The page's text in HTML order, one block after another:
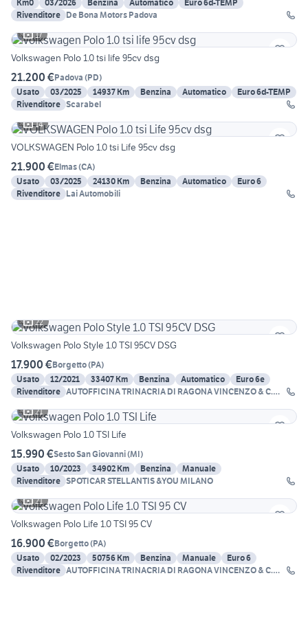
Km0 03/2026 Benzina Automatico
Euro 6d-TEMP
Rivenditore De Bona Motors Padova
17
Volkswagen Polo 1.0 tsi life 95cv dsg
21.200 €Padova (PD)
Usato
03/2025 14937 Km Benzina Automatico
Euro 6d-TEMP
Rivenditore Scarabel
14
VOLKSWAGEN Polo 1.0 tsi Life 95cv dsg
21.900 €Elmas(CA)
Usato
03/2025 24130 Km Benzina Automatico
Euro 6
Rivenditore Lai Automobili
22
Volkswagen Polo Style 1.0 TSI 95CV DSG
17.900 €Borgetto(PA)
Usato
12/2021 33407 Km Benzina Automatico
Euro 6e
Rivenditore AUTOFFICINA TRINACRIA DI RAGONA VINCENZO & C.
21
Volkswagen Polo 1.0 TSI Life
15.990 €Sesto San Giovanni(MI)
Usato
10/2023 34902 Km Benzina
Manuale
Rivenditore SPOTICAR STELLANTIS &YOU MILANO
21
Volkswagen Polo Life 1.0 TSI 95 CV
16.900 €Borgetto(PA)
Usato
02/2023 50756 Km Benzina Manuale
Euro 6
Rivenditore AUTOFFICINA TRINACRIA DI RAGONA VINCENZO & C.